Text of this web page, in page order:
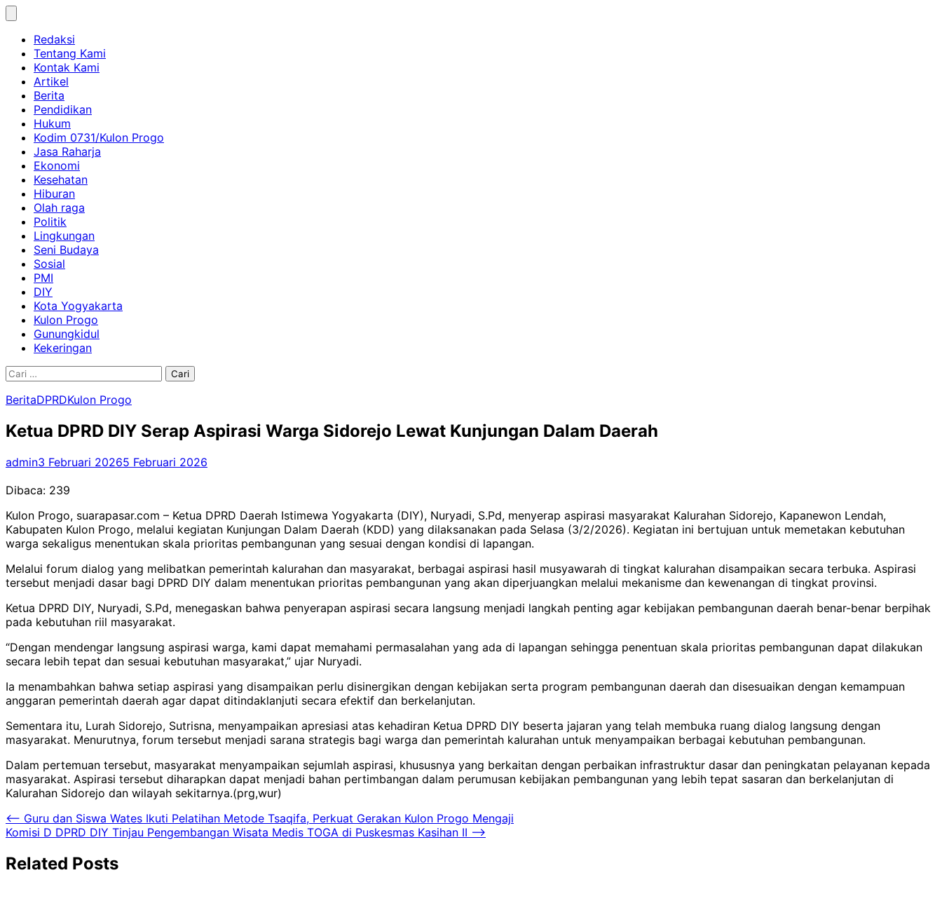
Skip
contentRedaksi
Tentang Kami
Kontak Kami
Artikel
Berita
Pendidikan
Hukum
Kodim 0731/Kulon Progo
Jasa Raharja
Ekonomi
Kesehatan
Hiburan
Olah raga
Politik
Lingkungan
Seni Budaya
Sosial
PMI
DIY
Kota Yogyakarta
Kulon Progo
Gunungkidul
Kekeringan
Cari
BeritaDPRDKulon Progo
Ketua DPRD DIY Serap Aspirasi Warga Sidorejo Lewat Kunjungan Dalam Daerah
admin3 Februari 20265 Februari 2026
Dibaca: 239
Kulon Progo, suarapasar.com – Ketua DPRD Daerah Istimewa Yogyakarta (DIY), Nuryadi, S.Pd, menyerap aspirasi masyarakat Kalurahan Sidorejo, Kapanewon Lendah,
Kabupaten Kulon Progo, melalui kegiatan Kunjungan Dalam Daerah (KDD) yang dilaksanakan pada Selasa (3/2/2026). Kegiatan ini bertujuan untuk memetakan kebutuhan
warga sekaligus menentukan skala prioritas pembangunan yang sesuai dengan kondisi di lapangan.
Melalui forum dialog yang melibatkan pemerintah kalurahan dan masyarakat, berbagai aspirasi hasil musyawarah di tingkat kalurahan disampaikan secara terbuka. Aspirasi
tersebut menjadi dasar bagi DPRD DIY dalam menentukan prioritas pembangunan yang akan diperjuangkan melalui mekanisme dan kewenangan di tingkat provinsi.
Ketua DPRD DIY, Nuryadi, S.Pd, menegaskan bahwa penyerapan aspirasi secara langsung menjadi langkah penting agar kebijakan pembangunan daerah benar-benar berpihak
pada kebutuhan riil masyarakat.
“Dengan mendengar langsung aspirasi warga, kami dapat memahami permasalahan yang ada di lapangan sehingga penentuan skala prioritas pembangunan dapat dilakukan
secara lebih tepat dan sesuai kebutuhan masyarakat,” ujar Nuryadi.
Ia menambahkan bahwa setiap aspirasi yang disampaikan perlu disinergikan dengan kebijakan serta program pembangunan daerah dan disesuaikan dengan kemampuan
anggaran pemerintah daerah agar dapat ditindaklanjuti secara efektif dan berkelanjutan.
Sementara itu, Lurah Sidorejo, Sutrisna, menyampaikan apresiasi atas kehadiran Ketua DPRD DIY beserta jajaran yang telah membuka ruang dialog langsung dengan
masyarakat. Menurutnya, forum tersebut menjadi sarana strategis bagi warga dan pemerintah kalurahan untuk menyampaikan berbagai kebutuhan pembangunan.
Dalam pertemuan tersebut, masyarakat menyampaikan sejumlah aspirasi, khususnya yang berkaitan dengan perbaikan infrastruktur dasar dan peningkatan pelayanan kepada
masyarakat. Aspirasi tersebut diharapkan dapat menjadi bahan pertimbangan dalam perumusan kebijakan pembangunan yang lebih tepat sasaran dan berkelanjutan di
Kalurahan Sidorejo dan wilayah sekitarnya.(prg,wur)
Navigasi
pos
⟵ Guru dan Siswa Wates Ikuti Pelatihan Metode Tsaqifa, Perkuat Gerakan Kulon Progo Mengaji
Komisi D DPRD DIY Tinjau Pengembangan Wisata Medis TOGA di Puskesmas Kasihan II ⟶
Related Posts